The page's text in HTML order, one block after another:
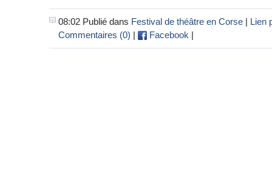
08:02 Publié dans Festival de théâtre en Corse | Lien
Commentaires (0) | Facebook |